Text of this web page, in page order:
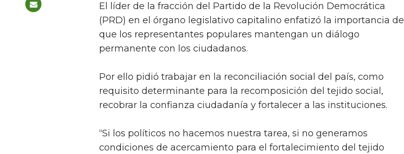
El líder de la fracción del Partido de la Revolución Democrática
(PRD) en el órgano legislativo capitalino enfatizó la importancia de
que los representantes populares mantengan un diálogo
permanente con los ciudadanos.
Por ello pidió trabajar en la reconciliación social del país, como
requisito determinante para la recomposición del tejido social,
recobrar la confianza ciudadanía y fortalecer a las instituciones.
“Si los políticos no hacemos nuestra tarea, si no generamos
condiciones de acercamiento para el fortalecimiento del tejido